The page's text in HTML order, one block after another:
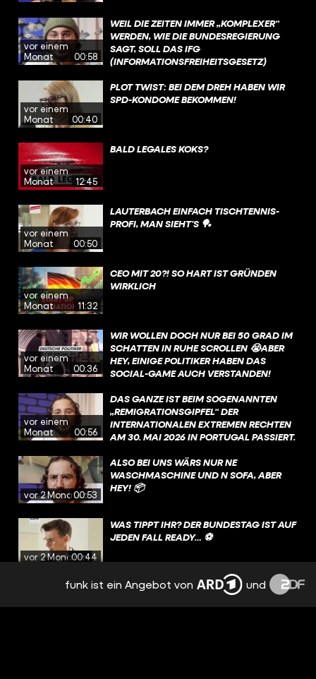
vor einem
Monat
00:58
WEIL DIE ZEITEN IMMER „KOMPLEXER“
WERDEN, WIE DIE BUNDESREGIERUNG
SAGT, SOLL DAS IFG
(INFORMATIONSFREIHEITSGESETZ)
BEREICHE „KRITISCHE INFRASTRUKTUR,
SPIONAGEABWEHR,
vor einem
Monat
00:40
PLOT TWIST: BEI DEM DREH HABEN WIR
SPD-KONDOME BEKOMMEN!
vor einem
Monat
12:45
BALD LEGALES KOKS?
vor einem
Monat
00:50
LAUTERBACH EINFACH TISCHTENNIS-
PROFI, MAN SIEHT’S 🏓
vor einem
Monat
11:32
CEO MIT 20?! SO HART IST GRÜNDEN
WIRKLICH
vor einem
Monat
00:36
WIR WOLLEN DOCH NUR BEI 50 GRAD IM
SCHATTEN IN RUHE SCROLLEN 😭ABER
HEY, EINIGE POLITIKER HABEN DAS
SOCIAL-GAME AUCH VERSTANDEN!
vor einem
Monat
00:56
DAS GANZE IST BEIM SOGENANNTEN
„REMIGRATIONSGIPFEL“ DER
INTERNATIONALEN EXTREMEN RECHTEN
AM 30. MAI 2026 IN PORTUGAL PASSIERT.
ANDEREM VON MARTIN SELLNER, EINEM
RECHTSEXTREMEN AKTIVISTEN AUS
ÖSTERREICH.
vor 2 Monaten
00:53
ALSO BEI UNS WÄRS NUR NE
WASCHMASCHINE UND N SOFA, ABER
HEY! 📦
vor 2 Monaten
00:44
WAS TIPPT IHR? DER BUNDESTAG IST AUF
JEDEN FALL READY… ⚽️
FÜHLT SICH DIE ZUKUNFT IN
DEUTSCHLAND FÜR EUCH AUCH AN WIE
funk ist ein Angebot von und